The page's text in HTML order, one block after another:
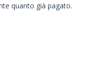
quanto già pagato.